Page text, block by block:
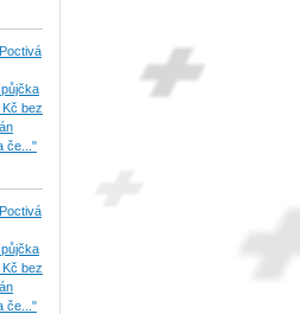
bez
če..."
bez
če..."